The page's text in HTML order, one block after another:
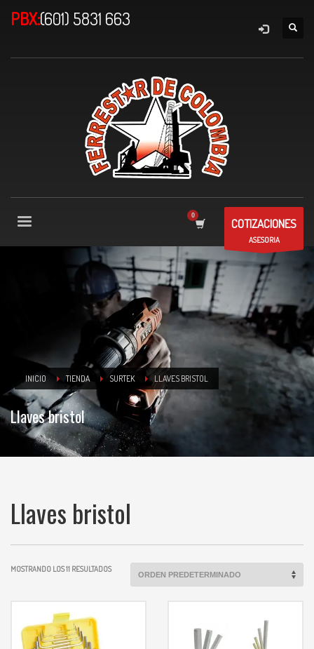
PBX:(601) 5831 663
COTIZACIONES
ASESORIA
INICIO TIENDA SURTEK LLAVES BRISTOL
Llaves bristol
Llaves bristol
MOSTRANDO LOS 11 RESULTADOS